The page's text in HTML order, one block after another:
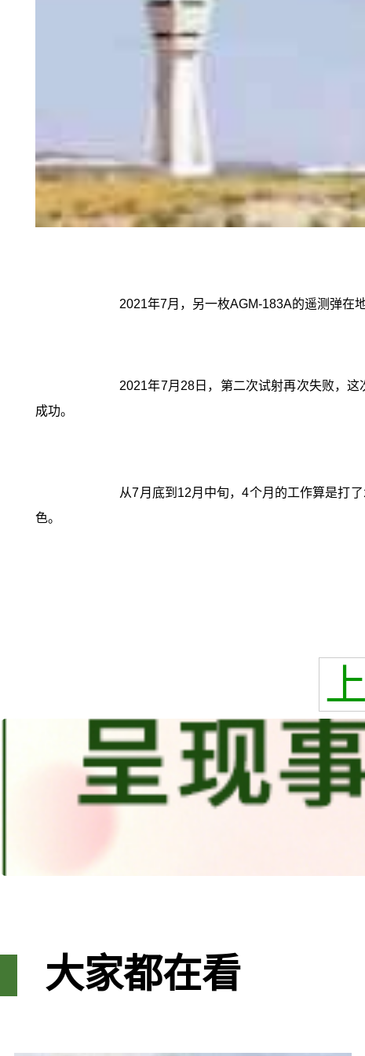
2021年7月，另一枚AGM-183A的遥测弹在
2021年7月28日，第二次试射再次失败，
成功。
从7月底到12月中旬，4个月的工作算是打
色。
大家都在看